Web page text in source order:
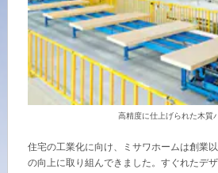
海外事業
高精度に仕上げられた木質
住宅の工業化に向け、ミサワホームは創業
の向上に取り組んできました。すぐれたデ